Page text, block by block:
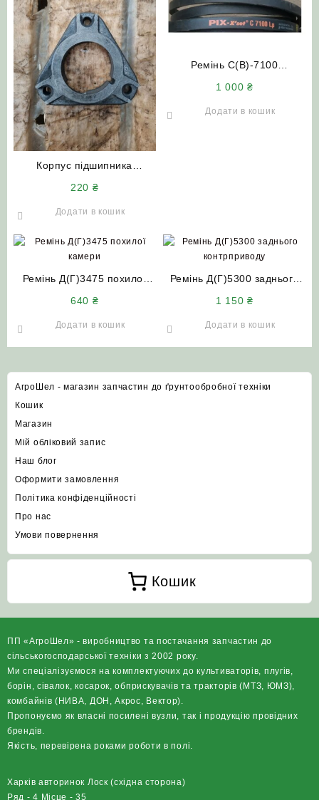
Корпус підшипника
НИВА-СК5 ДОН-1500
220 ₴
Додати в кошик
Ремінь С(В)-7100
1 000₴
Додати в кошик
Ремінь Д(Г)3475 похилої
640 ₴
Додати в кошик
Ремінь Д(Г)5300 заднього
1 150₴
Додати в кошик
АгроШел - магазин запчастин до ґрунтообробної техніки
Кошик
Магазин
Мій обліковий запис
Наш блог
Оформити замовлення
Політика конфіденційності
Про нас
Умови повернення
Кошик
ПП «АгроШел» - виробництво та постачання запчастин до
сільськогосподарської техніки з 2002 року.
Ми спеціалізуємося на комплектуючих до культиваторів, плугів,
борін, сівалок, косарок, обприскувачів та тракторів (МТЗ, ЮМЗ),
комбайнів (НИВА, ДОН, Акрос, Вектор).
Пропонуємо як власні посилені вузли, так і продукцію провідних
брендів.
Якість, перевірена роками роботи в полі.
Харків авторинок Лоск (східна сторона)
Ряд - 4 Місце - 35